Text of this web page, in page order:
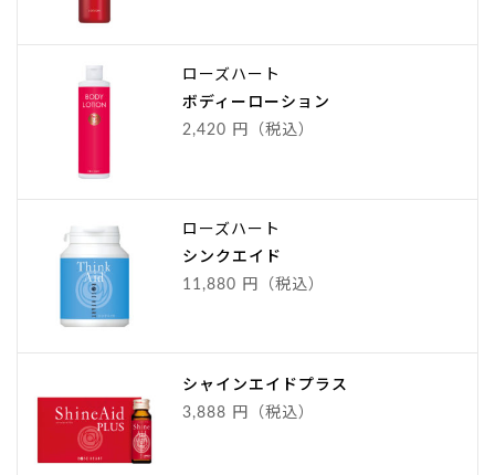
ローズハート
ボディーローション
2,420 円（税込）
ローズハート
シンクエイド
11,880 円（税込）
シャインエイドプラス
3,888 円（税込）